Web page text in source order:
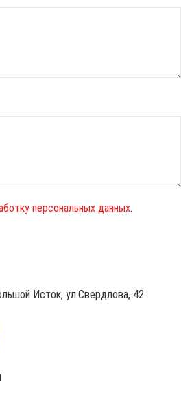
персональных данных.
Исток, ул.Свердлова, 42